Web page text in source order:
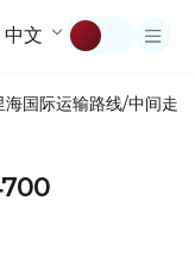
中文
海国际运输路线/中间走廊